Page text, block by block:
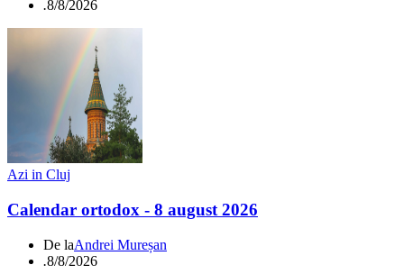
.8/8/2026
Azi in Cluj
Calendar ortodox - 8 august 2026
De laAndrei Mureșan
.8/8/2026